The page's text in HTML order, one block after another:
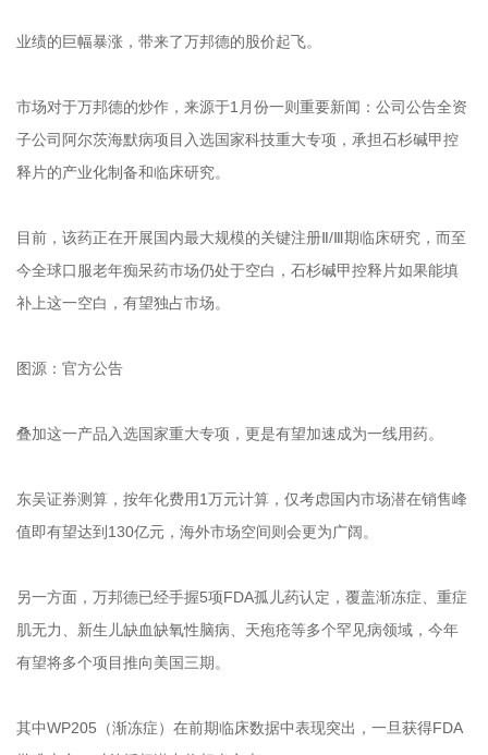
业绩的巨幅暴涨，带来了万邦德的股价起飞。
市场对于万邦德的炒作，来源于1月份一则重要新闻：公司公告全资
子公司阿尔茨海默病项目入选国家科技重大专项，承担石杉碱甲控
释片的产业化制备和临床研究。
目前，该药正在开展国内最大规模的关键注册Ⅱ/Ⅲ期临床研究，而至
今全球口服老年痴呆药市场仍处于空白，石杉碱甲控释片如果能填
补上这一空白，有望独占市场。
图源：官方公告
叠加这一产品入选国家重大专项，更是有望加速成为一线用药。
东吴证券测算，按年化费用1万元计算，仅考虑国内市场潜在销售峰
值即有望达到130亿元，海外市场空间则会更为广阔。
另一方面，万邦德已经手握5项FDA孤儿药认定，覆盖渐冻症、重症
肌无力、新生儿缺血缺氧性脑病、天疱疮等多个罕见病领域，今年
有望将多个项目推向美国三期。
其中WP205（渐冻症）在前期临床数据中表现突出，一旦获得FDA